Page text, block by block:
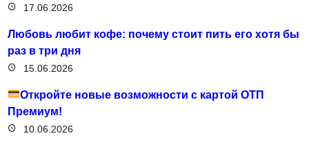
17.06.2026
Любовь любит кофе: почему стоит пить его хотя бы
раз в три дня
15.06.2026
Откройте новые возможности с картой ОТП
Премиум!
10.06.2026